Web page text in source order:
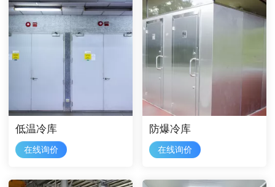
低温冷库
在线询价
防爆冷库
在线询价